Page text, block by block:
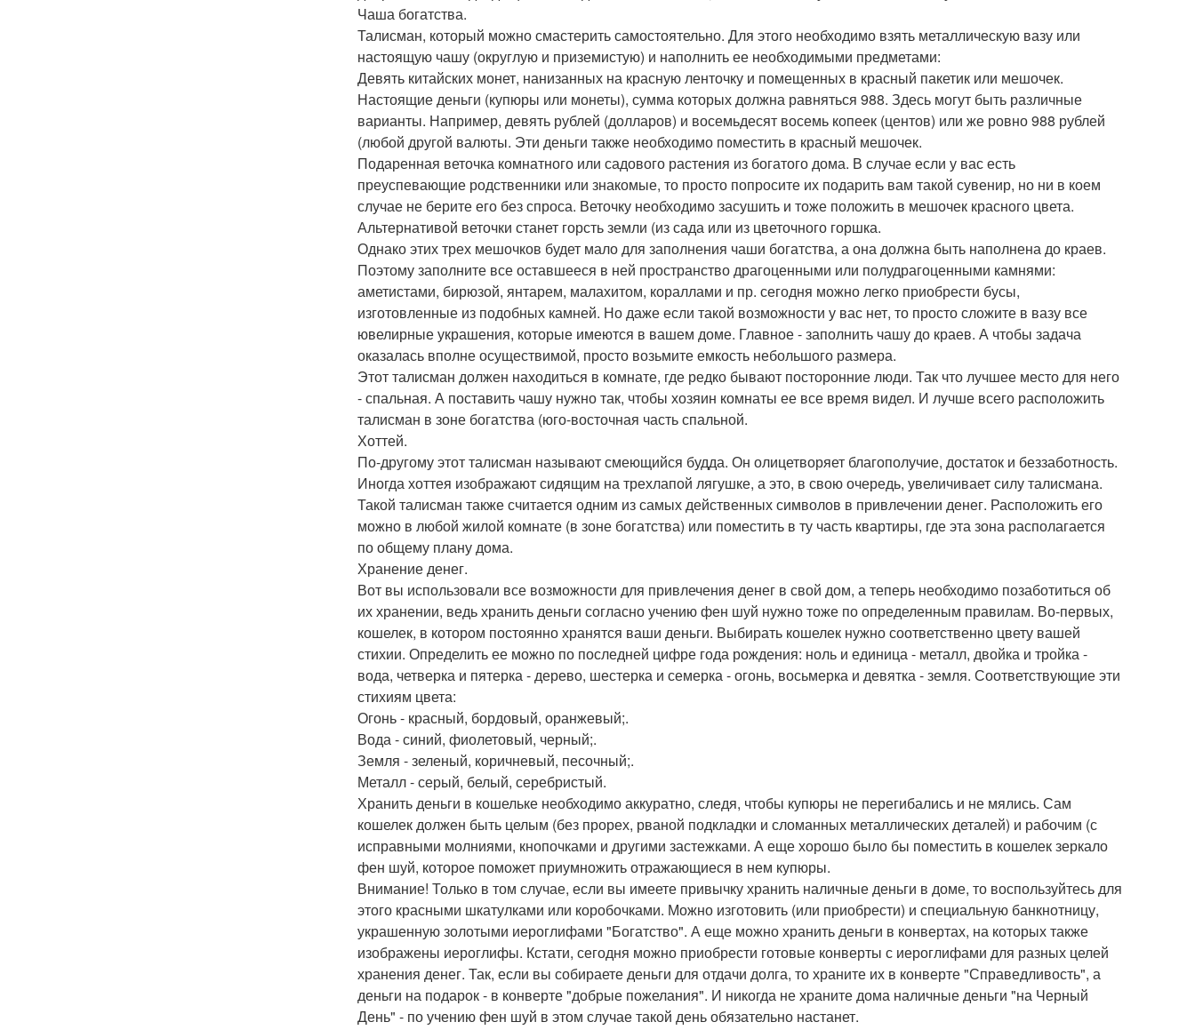
Чаша богатства.
Талисман, который можно смастерить самостоятельно. Для этого необходимо взять металлическую вазу или
настоящую чашу (округлую и приземистую) и наполнить ее необходимыми предметами:
Девять китайских монет, нанизанных на красную ленточку и помещенных в красный пакетик или мешочек.
Настоящие деньги (купюры или монеты), сумма которых должна равняться 988. Здесь могут быть различные
варианты. Например, девять рублей (долларов) и восемьдесят восемь копеек (центов) или же ровно 988 рублей
(любой другой валюты. Эти деньги также необходимо поместить в красный мешочек.
Подаренная веточка комнатного или садового растения из богатого дома. В случае если у вас есть
преуспевающие родственники или знакомые, то просто попросите их подарить вам такой сувенир, но ни в коем
случае не берите его без спроса. Веточку необходимо засушить и тоже положить в мешочек красного цвета.
Альтернативой веточки станет горсть земли (из сада или из цветочного горшка.
Однако этих трех мешочков будет мало для заполнения чаши богатства, а она должна быть наполнена до краев.
Поэтому заполните все оставшееся в ней пространство драгоценными или полудрагоценными камнями:
аметистами, бирюзой, янтарем, малахитом, кораллами и пр. сегодня можно легко приобрести бусы,
изготовленные из подобных камней. Но даже если такой возможности у вас нет, то просто сложите в вазу все
ювелирные украшения, которые имеются в вашем доме. Главное - заполнить чашу до краев. А чтобы задача
оказалась вполне осуществимой, просто возьмите емкость небольшого размера.
Этот талисман должен находиться в комнате, где редко бывают посторонние люди. Так что лучшее место для него
- спальная. А поставить чашу нужно так, чтобы хозяин комнаты ее все время видел. И лучше всего расположить
талисман в зоне богатства (юго-восточная часть спальной.
Хоттей.
По-другому этот талисман называют смеющийся будда. Он олицетворяет благополучие, достаток и беззаботность.
Иногда хоттея изображают сидящим на трехлапой лягушке, а это, в свою очередь, увеличивает силу талисмана.
Такой талисман также считается одним из самых действенных символов в привлечении денег. Расположить его
можно в любой жилой комнате (в зоне богатства) или поместить в ту часть квартиры, где эта зона располагается
по общему плану дома.
Хранение денег.
Вот вы использовали все возможности для привлечения денег в свой дом, а теперь необходимо позаботиться об
их хранении, ведь хранить деньги согласно учению фен шуй нужно тоже по определенным правилам. Во-первых,
кошелек, в котором постоянно хранятся ваши деньги. Выбирать кошелек нужно соответственно цвету вашей
стихии. Определить ее можно по последней цифре года рождения: ноль и единица - металл, двойка и тройка -
вода, четверка и пятерка - дерево, шестерка и семерка - огонь, восьмерка и девятка - земля. Соответствующие эти
стихиям цвета:
Огонь - красный, бордовый, оранжевый;.
Вода - синий, фиолетовый, черный;.
Земля - зеленый, коричневый, песочный;.
Металл - серый, белый, серебристый.
Хранить деньги в кошельке необходимо аккуратно, следя, чтобы купюры не перегибались и не мялись. Сам
кошелек должен быть целым (без прорех, рваной подкладки и сломанных металлических деталей) и рабочим (с
исправными молниями, кнопочками и другими застежками. А еще хорошо было бы поместить в кошелек зеркало
фен шуй, которое поможет приумножить отражающиеся в нем купюры.
Внимание! Только в том случае, если вы имеете привычку хранить наличные деньги в доме, то воспользуйтесь для
этого красными шкатулками или коробочками. Можно изготовить (или приобрести) и специальную банкнотницу,
украшенную золотыми иероглифами "Богатство". А еще можно хранить деньги в конвертах, на которых также
изображены иероглифы. Кстати, сегодня можно приобрести готовые конверты с иероглифами для разных целей
хранения денег. Так, если вы собираете деньги для отдачи долга, то храните их в конверте "Справедливость", а
деньги на подарок - в конверте "добрые пожелания". И никогда не храните дома наличные деньги "на Черный
День" - по учению фен шуй в этом случае такой день обязательно настанет.